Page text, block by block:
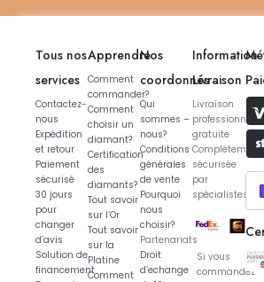
Tous nos
services
Contactez-
nous
Expédition
et retour
Paiement
sécurisé
30 jours
pour
changer
d’avis
Solution de
financement
Apprendre
Comment
commander?
Comment
choisir un
diamant?
Certification
des
diamants?
Tout savoir
sur l’Or
Tout savoir
sur la
Platine
Comment
Nos
coordonnés
Qui
sommes –
nous?
Conditions
générales
de vente
Pourquoi
nous
choisir?
Partenariats
Droit
d’echange
Information
Livraison
Livraison
professionnelle
gratuite
Complètement
sécurisée
par
spécialistes
Si vous
commandez